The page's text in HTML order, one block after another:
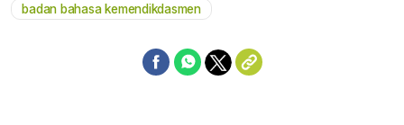
badan bahasa kemendikdasmen